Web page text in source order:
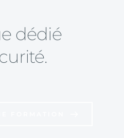
dédié